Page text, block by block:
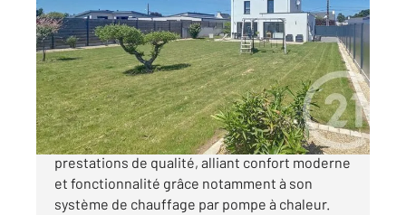
138 m , 5 pièces
Ref : 2025
Maison à vendre
549 000 €
Belle maison contemporaine de 2018 aux
prestations de qualité, alliant confort moderne
et fonctionnalité grâce notamment à son
système de chauffage par pompe à chaleur.